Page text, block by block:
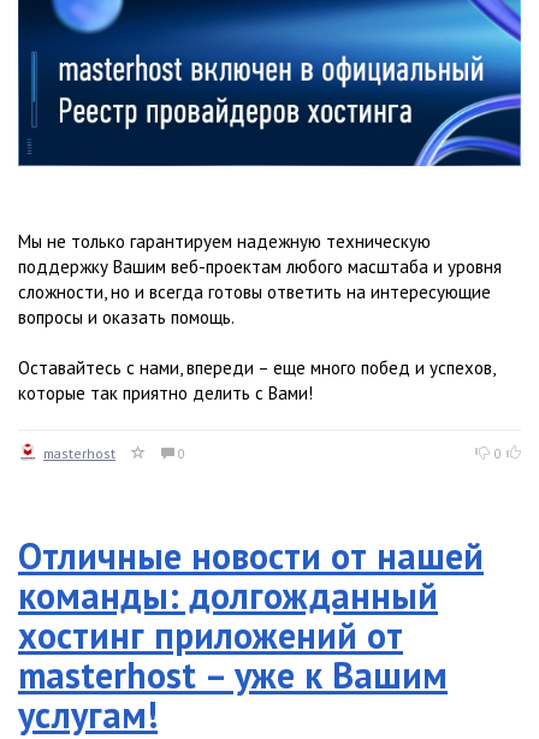
Мы не только гарантируем надежную техническую
поддержку Вашим веб-проектам любого масштаба и уровня
сложности, но и всегда готовы ответить на интересующие
вопросы и оказать помощь.
Оставайтесь с нами, впереди – еще много побед и успехов,
которые так приятно делить с Вами!
masterhost 0 0
Отличные новости от нашей
команды: долгожданный
хостинг приложений от
masterhost – уже к Вашим
услугам!